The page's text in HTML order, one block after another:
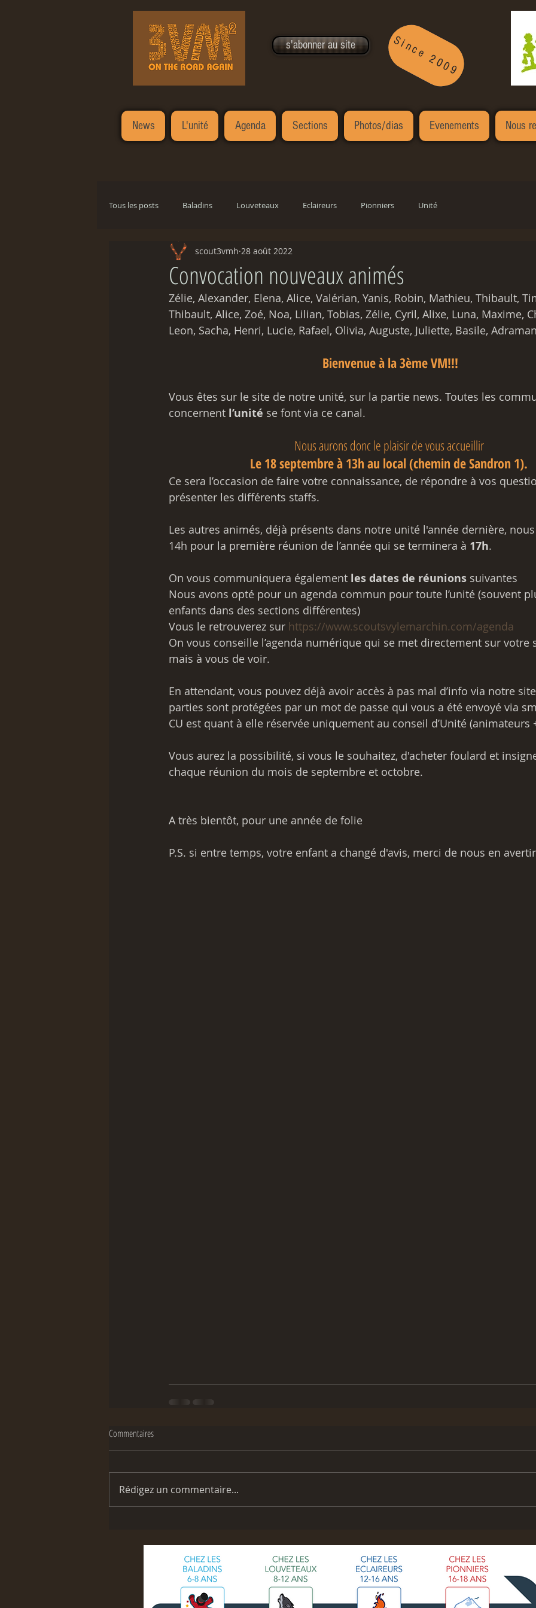
s'abonner au site Since 2009
News L'unité Agenda Sections Photos/dias Evenements Nous
Tous les posts Baladins Louveteaux Eclaireurs Pionniers Unité
Convocation nouveaux animés
scout3vmh 28 août 2022
Zélie, Alexander, Elena, Alice, Valérian, Yanis, Robin, Mathieu, Thibault,
Thibault, Alice, Zoé, Noa, Lilian, Tobias, Zélie, Cyril, Alixe, Luna, Maxime,
Leon, Sacha, Henri, Lucie, Rafael, Olivia, Auguste, Juliette, Basile,
Bienvenue à la 3ème VM!!!
Vous êtes sur le site de notre unité, sur la partie news. Toutes les
concernent l’unité se font via ce canal.
Nous aurons donc le plaisir de vous accueillir
Le 18 septembre à 13h au local (chemin de Sandron 1).
Ce sera l’occasion de faire votre connaissance, de répondre à vos
présenter les différents staffs.
Les autres animés, déjà présents dans notre unité l'année dernière,
14h pour la première réunion de l’année qui se terminera à 17h.
On vous communiquera également les dates de réunions suivantes
Nous avons opté pour un agenda commun pour toute l’unité (souvent
enfants dans des sections différentes)
Vous le retrouverez sur https://www.scoutsvylemarchin.com/agenda
On vous conseille l’agenda numérique qui se met directement sur
mais à vous de voir.
En attendant, vous pouvez déjà avoir accès à pas mal d’info via notre
parties sont protégées par un mot de passe qui vous a été envoyé via
CU est quant à elle réservée uniquement au conseil d’Unité (animateurs
Vous aurez la possibilité, si vous le souhaitez, d'acheter foulard et
chaque réunion du mois de septembre et octobre.
A très bientôt, pour une année de folie
P.S. si entre temps, votre enfant a changé d'avis, merci de nous en
Commentaires
Rédigez un commentaire...